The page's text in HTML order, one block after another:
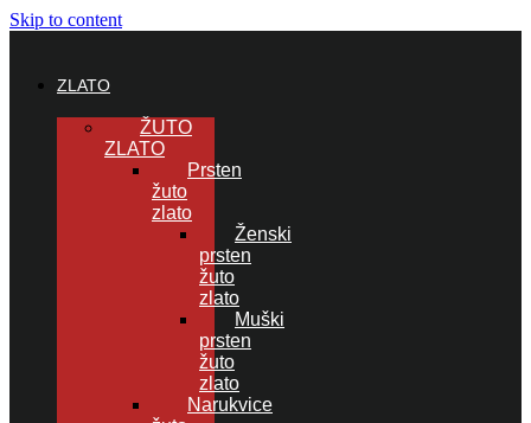
Skip to content
ZLATO
ŽUTO
ZLATO
Prsten
žuto
zlato
Ženski
prsten
žuto
zlato
Muški
prsten
žuto
zlato
Narukvice